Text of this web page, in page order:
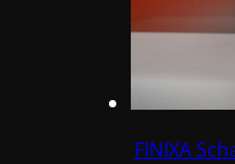
FINIXA